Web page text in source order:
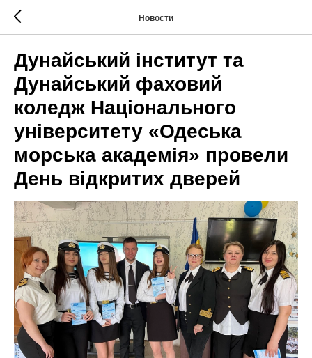
Новости
Дунайський інститут та
Дунайський фаховий
коледж Національного
університету «Одеська
морська академія» провели
День відкритих дверей